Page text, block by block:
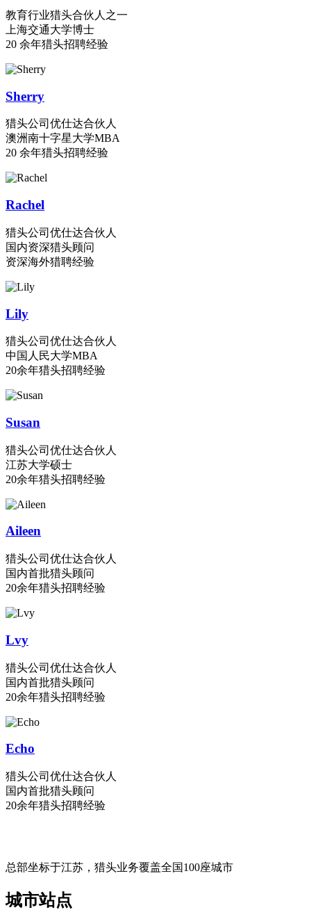
教育行业猎头合伙人之一
上海交通大学博士
20 余年猎头招聘经验
Sherry
猎头公司优仕达合伙人
澳洲南十字星大学MBA
20 余年猎头招聘经验
Rachel
猎头公司优仕达合伙人
国内资深猎头顾问
资深海外猎聘经验
Lily
猎头公司优仕达合伙人
中国人民大学MBA
20余年猎头招聘经验
Susan
猎头公司优仕达合伙人
江苏大学硕士
20余年猎头招聘经验
Aileen
猎头公司优仕达合伙人
国内首批猎头顾问
20余年猎头招聘经验
Lvy
猎头公司优仕达合伙人
国内首批猎头顾问
20余年猎头招聘经验
Echo
猎头公司优仕达合伙人
国内首批猎头顾问
20余年猎头招聘经验
总部坐标于江苏，猎头业务覆盖全国100座城市
城市站点